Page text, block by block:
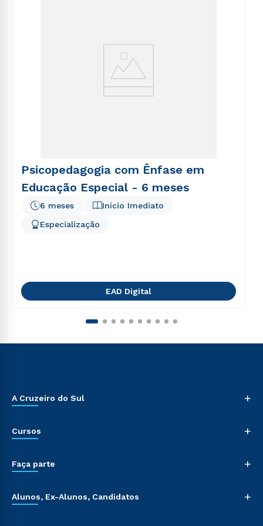
Psicopedagogia com Ênfase em
Educação Especial - 6 meses
Início Imediato
6 meses
Especialização
EAD Digital
A Cruzeiro do Sul +
Cursos +
Faça parte +
Alunos, Ex-Alunos, Candidatos +